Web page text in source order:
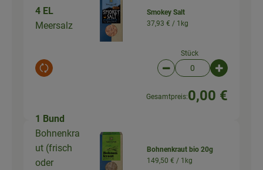
4 EL
Meersalz
Auswahl ändern
Smokey Salt
37,93 € / 1kg
Stück
Artikelanzahl
Gesamtpreis:0,00 €
1 Bund
Bohnenkra
ut (frisch
oder
Bohnenkraut bio 20g
149,50 € / 1kg